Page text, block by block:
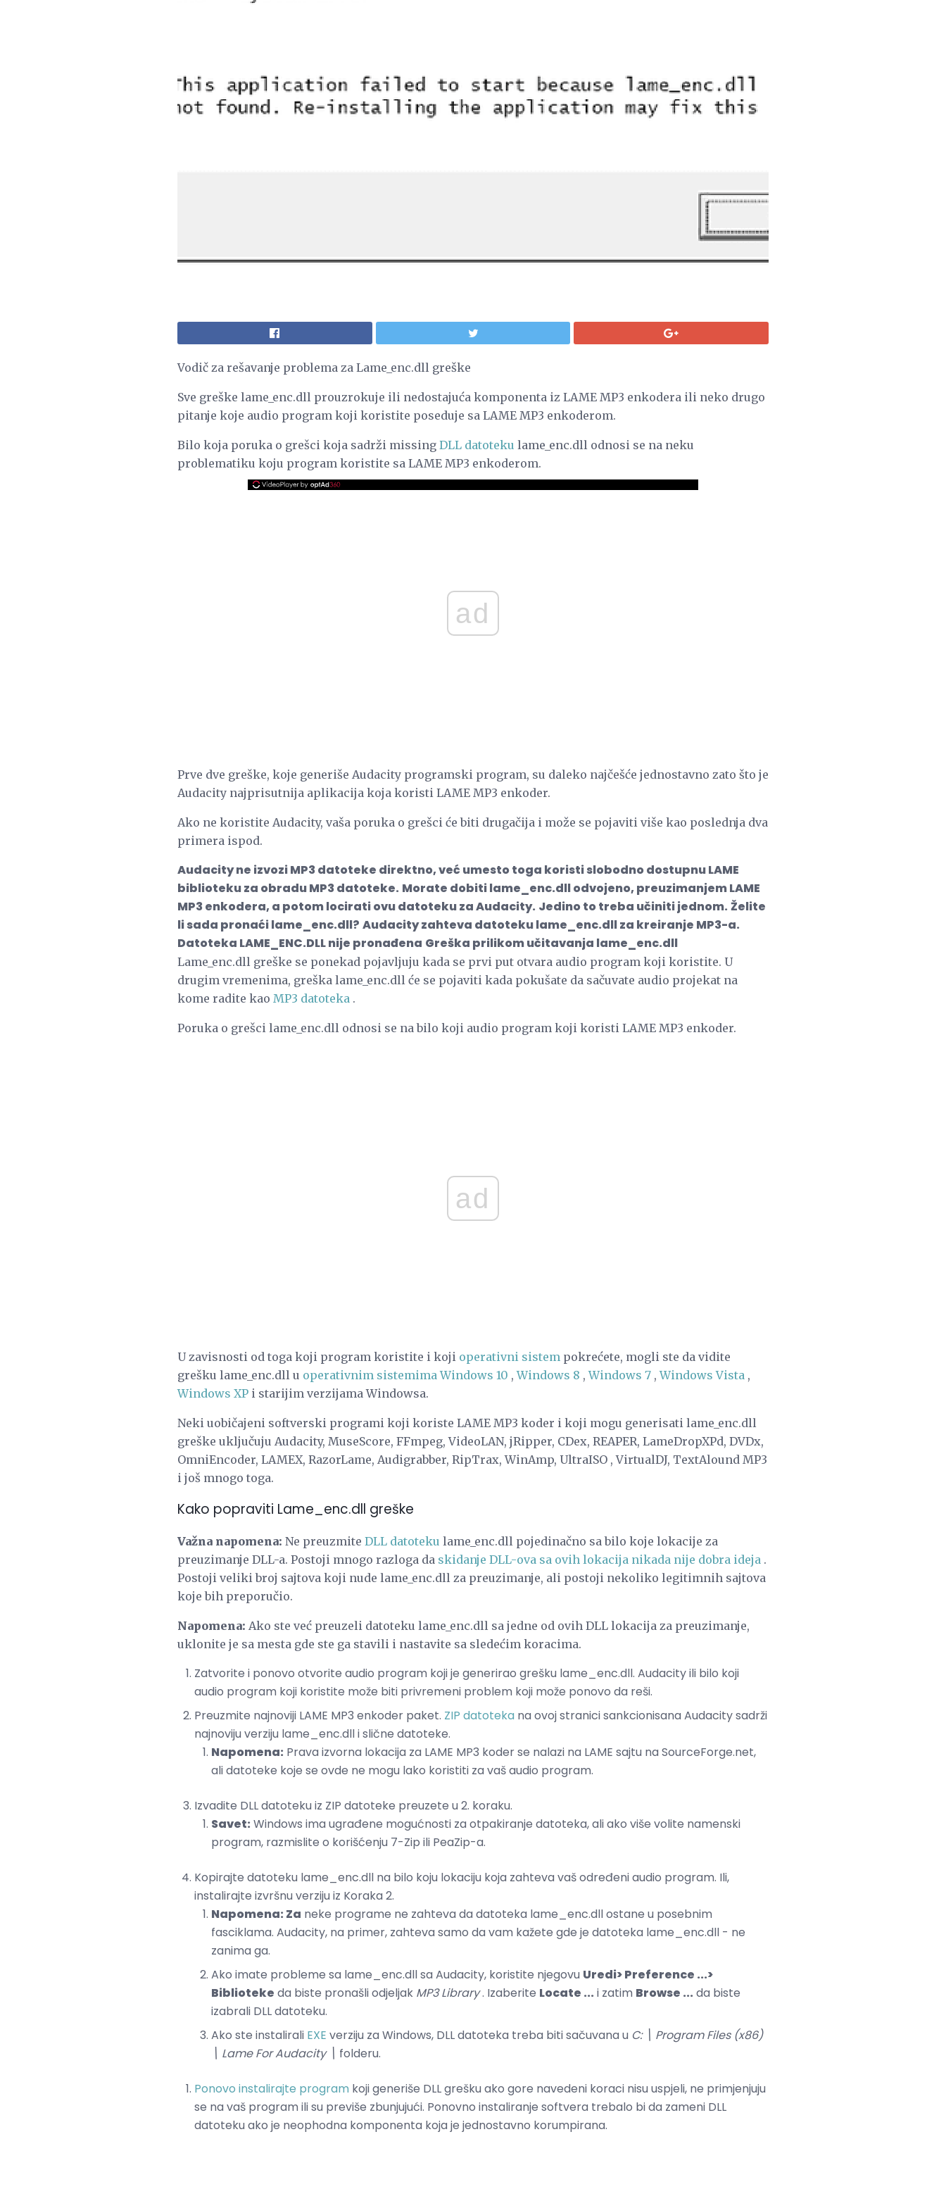
Vodič za rešavanje problema za Lame_enc.dll greške
Sve greške lame_enc.dll prouzrokuje ili nedostajuća komponenta iz LAME MP3 enkodera ili neko drugo
pitanje koje audio program koji koristite poseduje sa LAME MP3 enkoderom.
Bilo koja poruka o grešci koja sadrži missing DLL datoteku lame_enc.dll odnosi se na neku
problematiku koju program koristite sa LAME MP3 enkoderom.
ad
Prve dve greške, koje generiše Audacity programski program, su daleko najčešće jednostavno zato što je
Audacity najprisutnija aplikacija koja koristi LAME MP3 enkoder.
Ako ne koristite Audacity, vaša poruka o grešci će biti drugačija i može se pojaviti više kao poslednja dva
primera ispod.
Audacity ne izvozi MP3 datoteke direktno, već umesto toga koristi slobodno dostupnu LAME
biblioteku za obradu MP3 datoteke. Morate dobiti lame_enc.dll odvojeno, preuzimanjem LAME
MP3 enkodera, a potom locirati ovu datoteku za Audacity. Jedino to treba učiniti jednom. Želite
li sada pronaći lame_enc.dll? Audacity zahteva datoteku lame_enc.dll za kreiranje MP3-a.
Datoteka LAME_ENC.DLL nije pronađena Greška prilikom učitavanja lame_enc.dll
Lame_enc.dll greške se ponekad pojavljuju kada se prvi put otvara audio program koji koristite. U
drugim vremenima, greška lame_enc.dll će se pojaviti kada pokušate da sačuvate audio projekat na
kome radite kao MP3 datoteka .
Poruka o grešci lame_enc.dll odnosi se na bilo koji audio program koji koristi LAME MP3 enkoder.
ad
U zavisnosti od toga koji program koristite i koji operativni sistem pokrećete, mogli ste da vidite
grešku lame_enc.dll u operativnim sistemima Windows 10 ,Windows 8 ,Windows 7 ,Windows Vista ,
Windows XP i starijim verzijama Windowsa.
Neki uobičajeni softverski programi koji koriste LAME MP3 koder i koji mogu generisati lame_enc.dll
greške uključuju Audacity, MuseScore, FFmpeg, VideoLAN, jRipper, CDex, REAPER, LameDropXPd, DVDx,
OmniEncoder, LAMEX, RazorLame, Audigrabber, RipTrax, WinAmp, UltraISO , VirtualDJ, TextAlound MP3
i još mnogo toga.
Kako popraviti Lame_enc.dll greške
Važna napomena: Ne preuzmite DLL datoteku lame_enc.dll pojedinačno sa bilo koje lokacije za
preuzimanje DLL-a. Postoji mnogo razloga da skidanje DLL-ova sa ovih lokacija nikada nije dobra ideja .
Postoji veliki broj sajtova koji nude lame_enc.dll za preuzimanje, ali postoji nekoliko legitimnih sajtova
koje bih preporučio.
Napomena: Ako ste već preuzeli datoteku lame_enc.dll sa jedne od ovih DLL lokacija za preuzimanje,
uklonite je sa mesta gde ste ga stavili i nastavite sa sledećim koracima.
Zatvorite i ponovo otvorite audio program koji je generirao grešku lame_enc.dll. Audacity ili bilo koji
audio program koji koristite može biti privremeni problem koji može ponovo da reši.
Preuzmite najnoviji LAME MP3 enkoder paket. ZIP datoteka na ovoj stranici sankcionisana Audacity sadrži
najnoviju verziju lame_enc.dll i slične datoteke.
Napomena: Prava izvorna lokacija za LAME MP3 koder se nalazi na LAME sajtu na SourceForge.net,
ali datoteke koje se ovde ne mogu lako koristiti za vaš audio program.
Izvadite DLL datoteku iz ZIP datoteke preuzete u 2. koraku.
Savet: Windows ima ugrađene mogućnosti za otpakiranje datoteka, ali ako više volite namenski
program, razmislite o korišćenju 7-Zip ili PeaZip-a.
Kopirajte datoteku lame_enc.dll na bilo koju lokaciju koja zahteva vaš određeni audio program. Ili,
instalirajte izvršnu verziju iz Koraka 2.
Napomena: Za neke programe ne zahteva da datoteka lame_enc.dll ostane u posebnim
fasciklama. Audacity, na primer, zahteva samo da vam kažete gde je datoteka lame_enc.dll - ne
zanima ga.
Ako imate probleme sa lame_enc.dll sa Audacity, koristite njegovu Uredi> Preference ...>
Biblioteke da biste pronašli odjeljak MP3 Library. Izaberite Locate ... i zatim Browse ... da biste
izabrali DLL datoteku.
Ako ste instalirali EXE verziju za Windows, DLL datoteka treba biti sačuvana u C: \ Program Files (x86)
\ Lame For Audacity \ folderu.
Ponovo instalirajte program koji generiše DLL grešku ako gore navedeni koraci nisu uspjeli, ne primjenjuju
se na vaš program ili su previše zbunjujući. Ponovno instaliranje softvera trebalo bi da zameni DLL
datoteku ako je neophodna komponenta koja je jednostavno korumpirana.